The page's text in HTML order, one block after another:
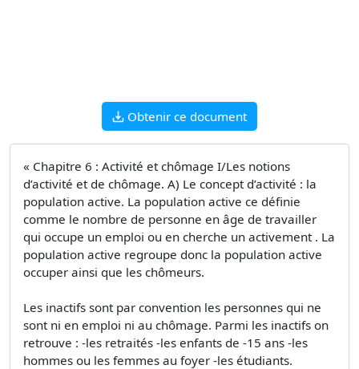
Obtenir ce document
« Chapitre 6 : Activité et chômage I/Les notions
d’activité et de chômage. A) Le concept d’activité : la
population active. La population active ce définie
comme le nombre de personne en âge de travailler
qui occupe un emploi ou en cherche un activement . La
population active regroupe donc la population active
occuper ainsi que les chômeurs.
Les inactifs sont par convention les personnes qui ne
sont ni en emploi ni au chômage. Parmi les inactifs on
retrouve : -les retraités -les enfants de -15 ans -les
hommes ou les femmes au foyer -les étudiants.